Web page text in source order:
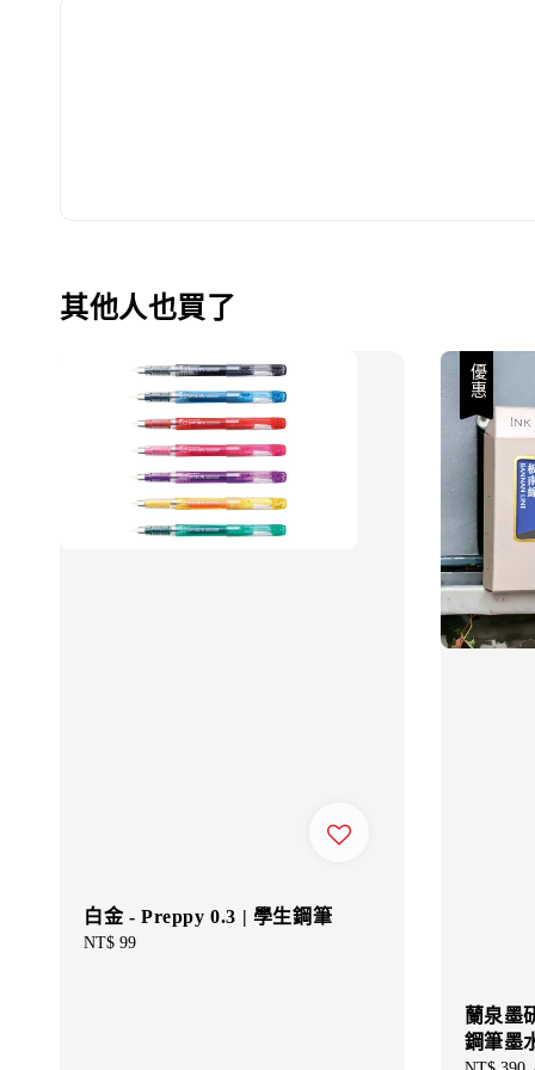
其他人也買了
白金 - Preppy 0.3 | 學生鋼筆
Regular
NT$ 99
優惠
蘭泉墨
鋼筆墨